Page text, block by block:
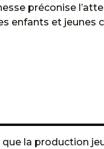
préconise
enfants et jeunes
la production